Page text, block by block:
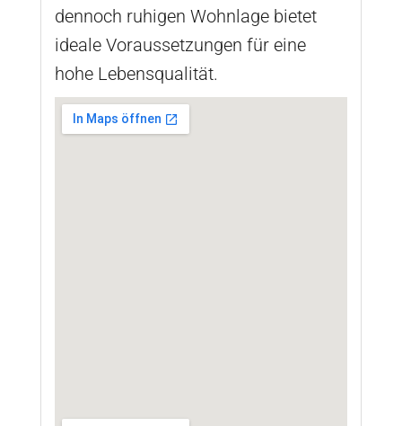
dennoch ruhigen Wohnlage bietet
ideale Voraussetzungen für eine
hohe Lebensqualität.